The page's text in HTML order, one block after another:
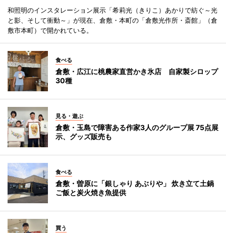
和照明のインスタレーション展示「希莉光（きりこ）あかりで紡ぐ～光
と影、そして衝動～」が現在、倉敷・本町の「倉敷光作所・斎館」（倉
敷市本町）で開かれている。
食べる
倉敷・広江に桃農家直営かき氷店 自家製シロップ
30種
見る・遊ぶ
倉敷・玉島で障害ある作家3人のグループ展 75点展
示、グッズ販売も
食べる
倉敷・曽原に「銀しゃり あぶりや」 炊き立て土鍋
ご飯と炭火焼き魚提供
買う